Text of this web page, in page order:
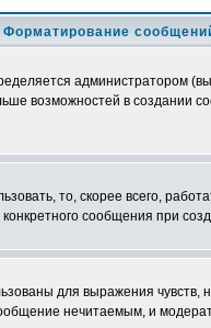
Форматирование
администратором
возможностей в
то, скорее всего,
сообщения при
для выражения
нечитаемым, и